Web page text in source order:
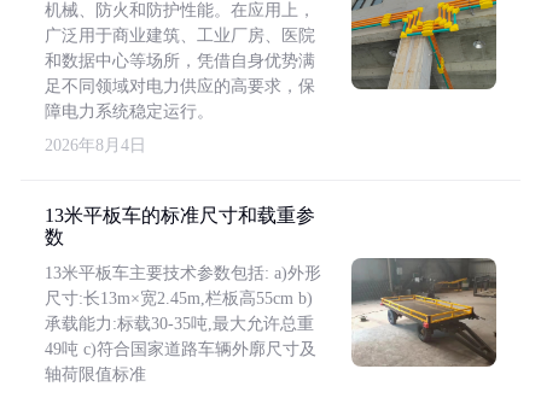
机械、防火和防护性能。在应用上，
广泛用于商业建筑、工业厂房、医院
和数据中心等场所，凭借自身优势满
足不同领域对电力供应的高要求，保
障电力系统稳定运行。
2026年8月4日
13米平板车的标准尺寸和载重参
数
13米平板车主要技术参数包括: a)外形
尺寸:长13m×宽2.45m,栏板高55cm b)
承载能力:标载30-35吨,最大允许总重
49吨 c)符合国家道路车辆外廓尺寸及
轴荷限值标准